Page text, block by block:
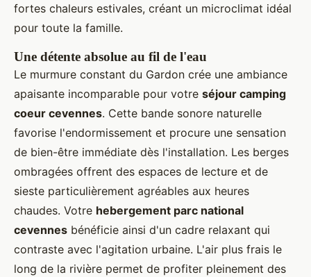
fortes chaleurs estivales, créant un microclimat idéal
pour toute la famille.
Une détente absolue au fil de l'eau
Le murmure constant du Gardon crée une ambiance
apaisante incomparable pour votre séjour camping
coeur cevennes. Cette bande sonore naturelle
favorise l'endormissement et procure une sensation
de bien-être immédiate dès l'installation. Les berges
ombragées offrent des espaces de lecture et de
sieste particulièrement agréables aux heures
chaudes. Votre hebergement parc national
cevennes bénéficie ainsi d'un cadre relaxant qui
contraste avec l'agitation urbaine. L'air plus frais le
long de la rivière permet de profiter pleinement des